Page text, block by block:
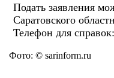
Подать заявления
Саратовского
Телефон для
Фото: © sarinform.ru